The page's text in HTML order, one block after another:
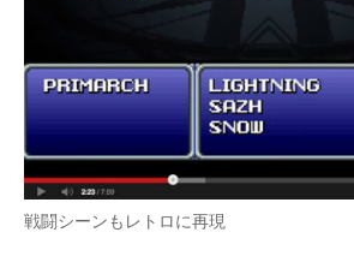
戦闘シーンもレトロに再現